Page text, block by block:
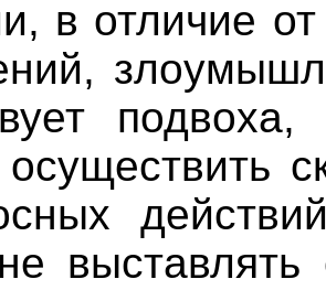
в отличие
выставлять